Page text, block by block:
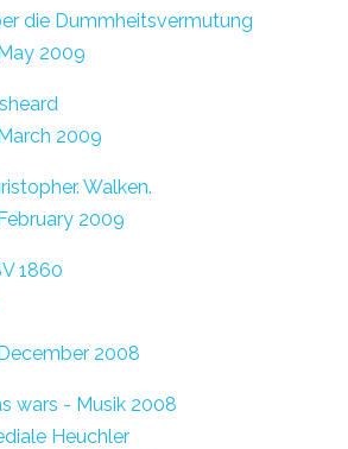
die Dummheitsvermutung
2009
2009
Walken.
2009
1860
2008
wars - Musik 2008
Heuchler